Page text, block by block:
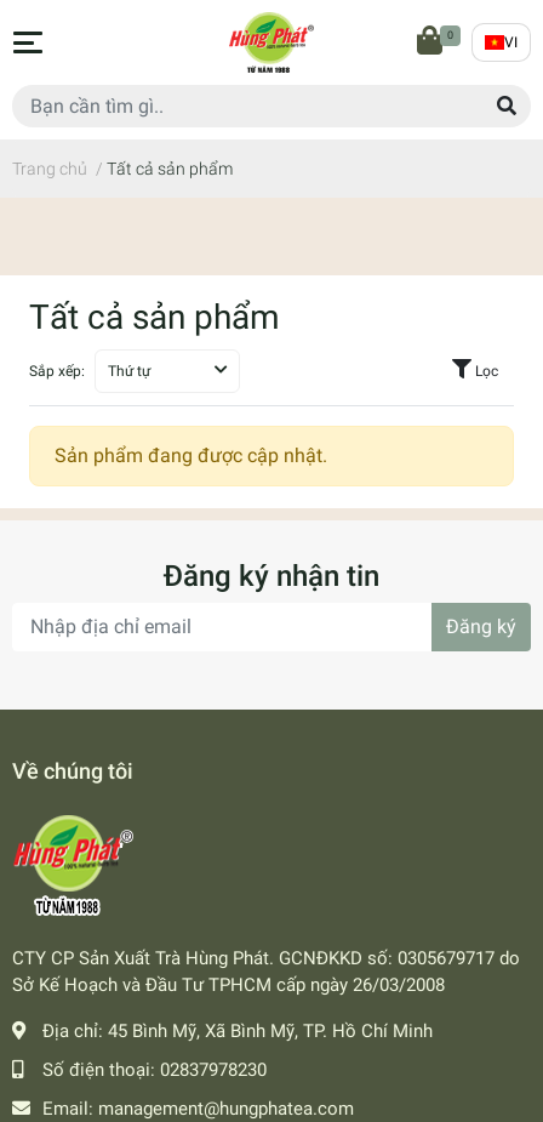
0 VI
Trang chủ / Tất cả sản phẩm
Tất cả sản phẩm
Sắp xếp: Thứ tự Lọc
Sản phẩm đang được cập nhật.
Đăng ký nhận tin
Đăng ký
Về chúng tôi
CTY CP Sản Xuất Trà Hùng Phát. GCNĐKKD số: 0305679717 do
Sở Kế Hoạch và Đầu Tư TPHCM cấp ngày 26/03/2008
Địa chỉ: 45 Bình Mỹ, Xã Bình Mỹ, TP. Hồ Chí Minh
Số điện thoại: 02837978230
Email: management@hungphatea.com